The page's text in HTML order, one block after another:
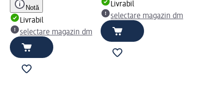
Notă
Livrabil
selectare magazin dm
Livrabil
selectare magazin dm